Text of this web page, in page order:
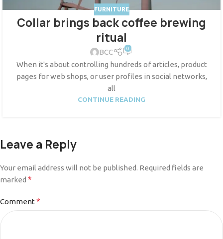
FURNITURE
Collar brings back coffee brewing
ritual
BCC 0
When it's about controlling hundreds of articles, product
pages for web shops, or user profiles in social networks,
all
CONTINUE READING
Leave a Reply
Your email address will not be published. Required fields are
marked *
Comment*